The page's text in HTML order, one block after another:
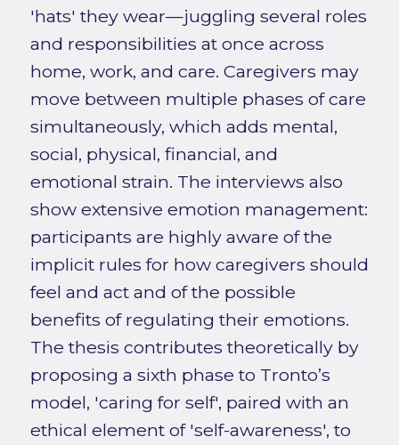
'hats' they wear—juggling several roles
and responsibilities at once across
home, work, and care. Caregivers may
move between multiple phases of care
simultaneously, which adds mental,
social, physical, financial, and
emotional strain. The interviews also
show extensive emotion management:
participants are highly aware of the
implicit rules for how caregivers should
feel and act and of the possible
benefits of regulating their emotions.
The thesis contributes theoretically by
proposing a sixth phase to Tronto’s
model, 'caring for self', paired with an
ethical element of 'self-awareness', to